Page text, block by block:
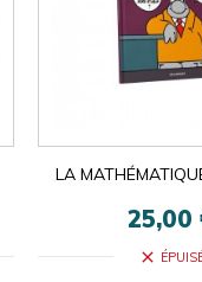
LA
25,00
close